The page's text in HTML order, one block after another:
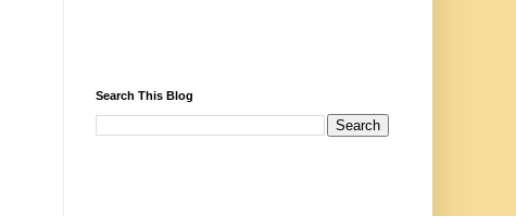
Search This Blog